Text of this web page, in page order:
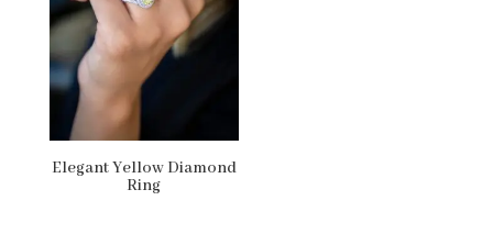
Elegant Yellow Diamond
Ring